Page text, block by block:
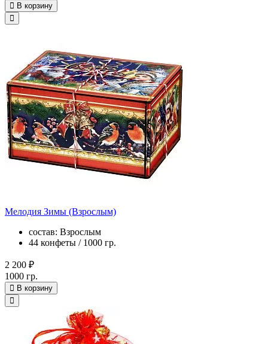
В корзину
Мелодия Зимы (Взрослым)
состав: Взрослым
44 конфеты / 1000 гр.
2 200 ₽
1000 гр.
В корзину